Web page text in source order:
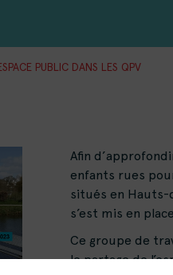
PUBLIC DANS LES QPV
Afin
enfants rues
situés en
s’est mis en
Ce groupe de
le partage de